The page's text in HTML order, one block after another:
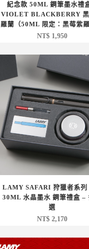
紀念款 50ML 鋼筆墨水禮
VIOLET BLACKBERRY
羅蘭（50ML 限定：黑莓紫羅
NT$ 1,950
LAMY SAFARI 狩獵者系列
30ML 水晶墨水 鋼筆禮盒 –
選
NT$ 2,170